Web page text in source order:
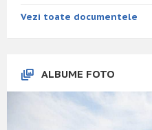
Vezi toate documentele
ALBUME FOTO